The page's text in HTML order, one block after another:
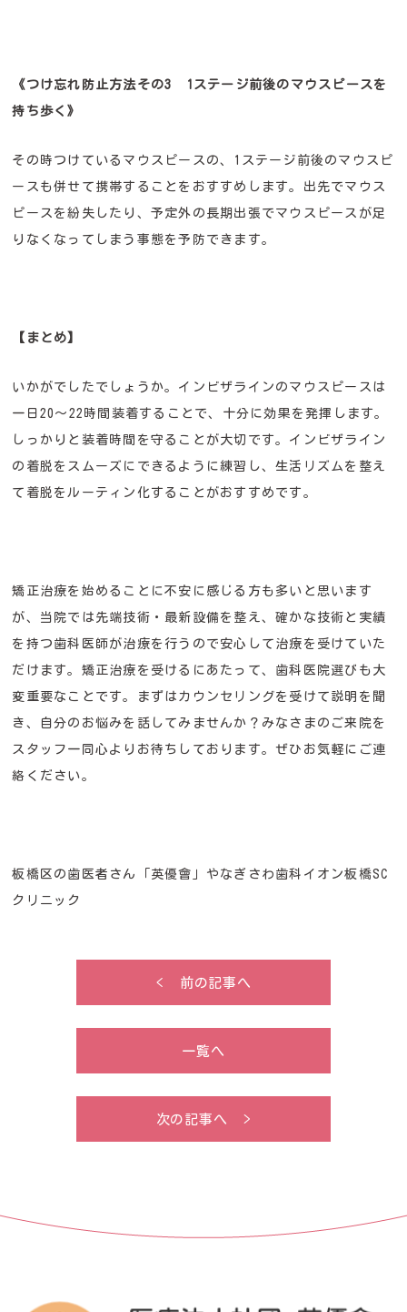
《つけ忘れ防止方法その3 1ステージ前後のマウスピースを
持ち歩く》
その時つけているマウスピースの、1ステージ前後のマウスピ
ースも併せて携帯することをおすすめします。出先でマウス
ピースを紛失したり、予定外の長期出張でマウスピースが足
りなくなってしまう事態を予防できます。
【まとめ】
いかがでしたでしょうか。インビザラインのマウスピースは
一日20〜22時間装着することで、十分に効果を発揮します。
しっかりと装着時間を守ることが大切です。インビザライン
の着脱をスムーズにできるように練習し、生活リズムを整え
て着脱をルーティン化することがおすすめです。
矯正治療を始めることに不安に感じる方も多いと思います
が、当院では先端技術・最新設備を整え、確かな技術と実績
を持つ歯科医師が治療を行うので安心して治療を受けていた
だけます。矯正治療を受けるにあたって、歯科医院選びも大
変重要なことです。まずはカウンセリングを受けて説明を聞
き、自分のお悩みを話してみませんか？みなさまのご来院を
スタッフ一同心よりお待ちしております。ぜひお気軽にご連
絡ください。
板橋区の歯医者さん「英優會」やなぎさわ歯科イオン板橋SC
クリニック
< 前の記事へ
一覧へ
次の記事へ >